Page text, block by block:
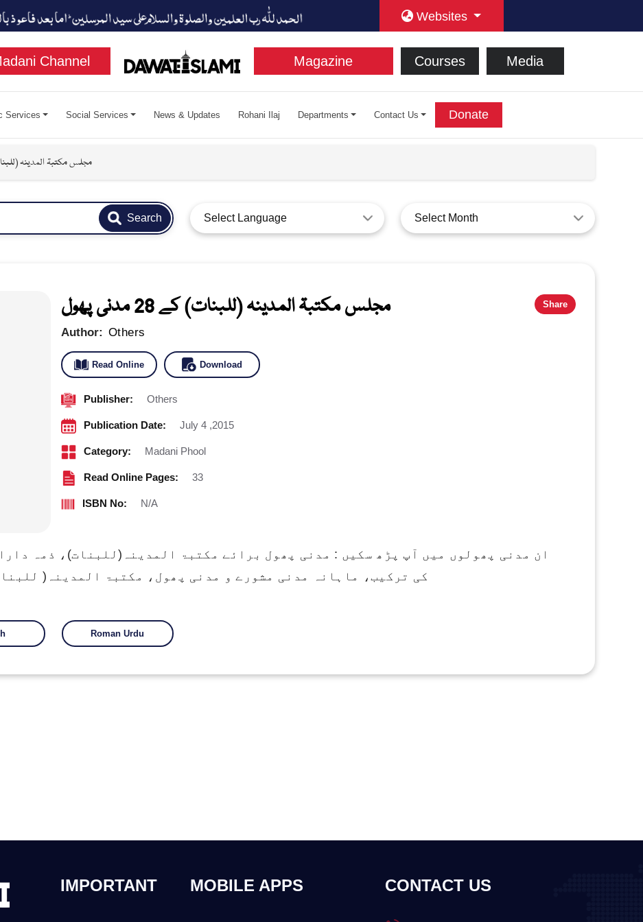
Websites
Channel Magazine Courses Media
Services Social Services News & Updates Rohani Ilaj Departments Contact Us Donate
مجلس مکتبۃ المدینہ (للبنات) کے
Search Select Language Select Month
مجلس مکتبۃ المدینہ (للبنات) کے 28 مدنی پھول Share
Author: Others
Read Online Download
Publisher: Others
Publication Date: July 4 ,2015
Category: Madani Phool
Read Online Pages: 33
ISBN No: N/A
ان مدنی پھولوں میں آپ پڑھ سکیں : مدنی پھول برائے مکتبۃ المدینہ(للبنات)، ذمہ
کی ترکیب، ماہانہ مدنی مشورے و مدنی پھول، مکتبۃ المدینہ(
Roman Urdu
IMPORTANT MOBILE APPS CONTACT US